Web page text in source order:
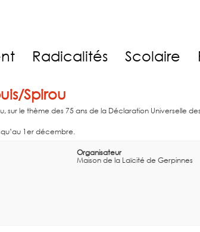
Radicalités Scolaire
Spirou
le thème des 75 ans de la Déclaration Universelle
1er décembre.
Organisateur
Maison de la Laïcité de Gerpinnes